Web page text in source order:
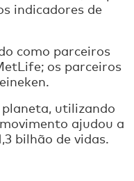
indicadores de
como parceiros
os parceiros
utilizando
ajudou a
bilhão de vidas.